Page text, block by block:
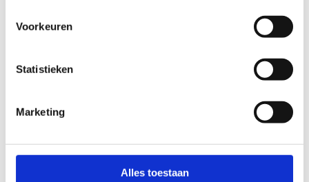
Voorkeuren
Statistieken
Marketing
Alles toestaan
vol energie, sportieve ambitie en